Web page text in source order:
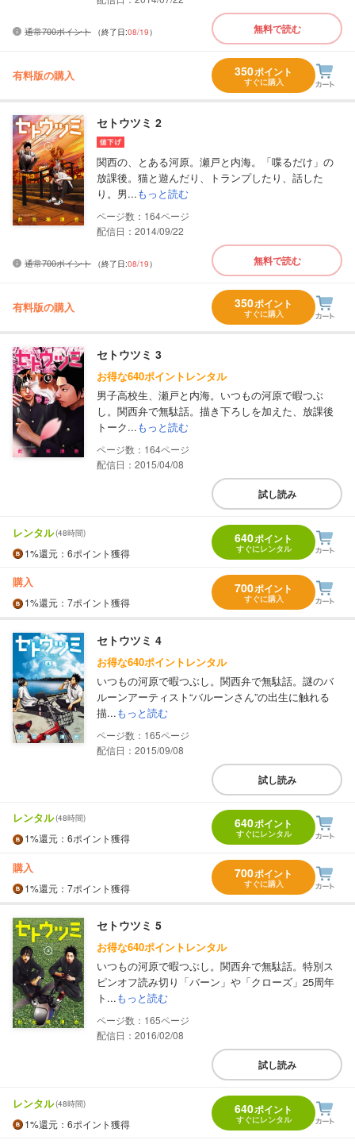
通常700ポイント （終了日:08/19） 無料で読む
有料版の購入 350ポイント
すぐに購入
セトウツミ 2
関西の、とある河原。瀬戸と内海。「喋るだけ」の
放課後。猫と遊んだり、トランプしたり、話した
り。男...もっと読む
164
配信日：2014/09/22
通常700ポイント （終了日:08/19） 無料で読む
有料版の購入 350ポイント
すぐに購入
セトウツミ 3
お得な640ポイントレンタル
男子高校生、瀬戸と内海。いつもの河原で暇つぶ
し。関西弁で無駄話。描き下ろしを加えた、放課後
トーク...もっと読む
164
配信日：2015/04/08
試し読み
レンタル(48時間)
1%還元 ：6ポイント獲得
640ポイント
すぐにレンタル
購入
1%還元 ：7ポイント獲得
700ポイント
すぐに購入
セトウツミ 4
お得な640ポイントレンタル
いつもの河原で暇つぶし。関西弁で無駄話。謎のバ
ルーンアーティスト“バルーンさん”の出生に触れる
描...もっと読む
165
配信日：2015/09/08
試し読み
レンタル(48時間)
1%還元 ：6ポイント獲得
640ポイント
すぐにレンタル
購入
1%還元 ：7ポイント獲得
700ポイント
すぐに購入
セトウツミ 5
お得な640ポイントレンタル
いつもの河原で暇つぶし。関西弁で無駄話。特別ス
ピンオフ読み切り「バーン」や「クローズ」25周年
ト...もっと読む
165
配信日：2016/02/08
試し読み
レンタル(48時間)
1%還元 ：6ポイント獲得
640ポイント
すぐにレンタル